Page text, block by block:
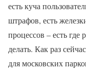
есть куча
штрафов, есть
процессов – есть
делать. Как раз
для московских